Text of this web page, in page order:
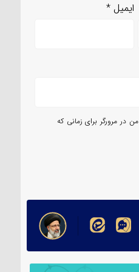
ایمیل*
در مرورگر برای زمانی که